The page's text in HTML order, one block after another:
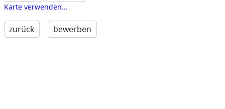
Karte verwenden...
zurück bewerben